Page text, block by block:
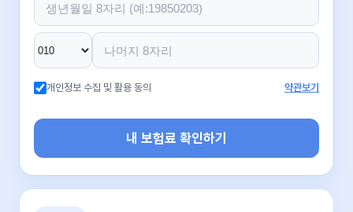
개인정보 수집 및 활용 동의 약관보기
내 보험료 확인하기